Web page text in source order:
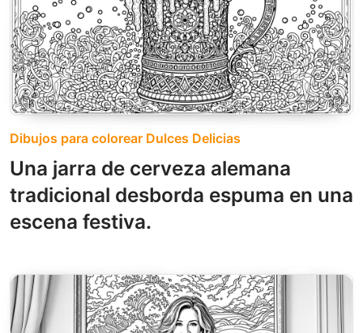
Dibujos para colorear Dulces Delicias
Una jarra de cerveza alemana
tradicional desborda espuma en una
escena festiva.